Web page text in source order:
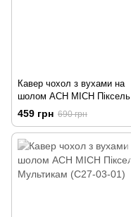
Кавер чохол з вухами на
шолом ACH MICH Піксель
Світло-сірий
459 грн 690 грн